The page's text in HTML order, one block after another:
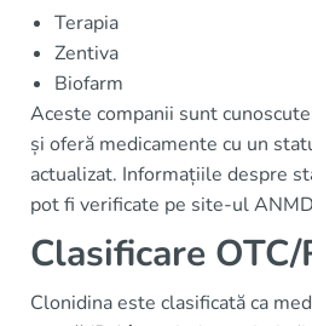
Terapia
Zentiva
Biofarm
Aceste companii sunt
și oferă medicamente cu un
actualizat. Informațiile despre
pot fi verificate pe site-ul
Clasificare OTC/
Clonidina este clasificată ca